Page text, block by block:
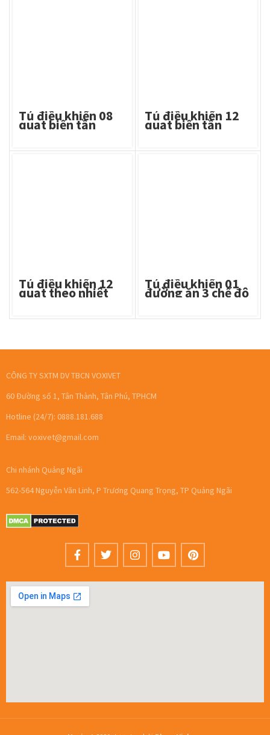
Tủ điều khiển 08
quạt biến tần
Tủ điều khiển 12
quạt biến tần
Tủ điều khiển 12
quạt theo nhiệt
độ Fox nhiệt
Tủ điều khiển 01
đường ăn 3 chế độ
CÔNG TY SXTM DV TBCN VOXIVET
60 Đường số 1, Tân Thành, Tân Phú, TPHCM
Hotline (24/7): 0888.181.688
Email: voxivet@gmail.com
Chi nhánh Quảng Ngãi
562-564 Nguyễn Văn Linh, P Trương Quang Trọng, TP Quảng Ngãi